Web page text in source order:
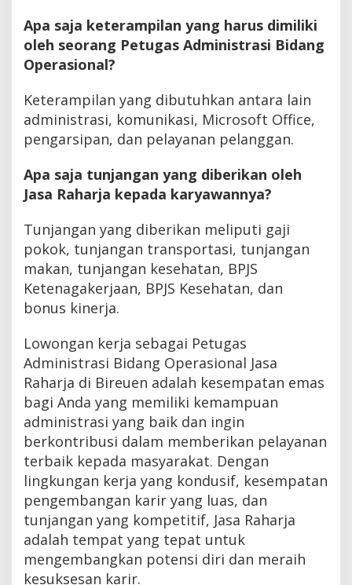
Apa saja keterampilan yang harus dimiliki
oleh seorang Petugas Administrasi Bidang
Operasional?
Keterampilan yang dibutuhkan antara lain
administrasi, komunikasi, Microsoft Office,
pengarsipan, dan pelayanan pelanggan.
Apa saja tunjangan yang diberikan oleh
Jasa Raharja kepada karyawannya?
Tunjangan yang diberikan meliputi gaji
pokok, tunjangan transportasi, tunjangan
makan, tunjangan kesehatan, BPJS
Ketenagakerjaan, BPJS Kesehatan, dan
bonus kinerja.
Lowongan kerja sebagai Petugas
Administrasi Bidang Operasional Jasa
Raharja di Bireuen adalah kesempatan emas
bagi Anda yang memiliki kemampuan
administrasi yang baik dan ingin
berkontribusi dalam memberikan pelayanan
terbaik kepada masyarakat. Dengan
lingkungan kerja yang kondusif, kesempatan
pengembangan karir yang luas, dan
tunjangan yang kompetitif, Jasa Raharja
adalah tempat yang tepat untuk
mengembangkan potensi diri dan meraih
kesuksesan karir.